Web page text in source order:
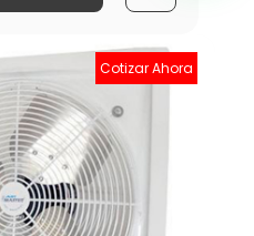
Cotizar Ahora